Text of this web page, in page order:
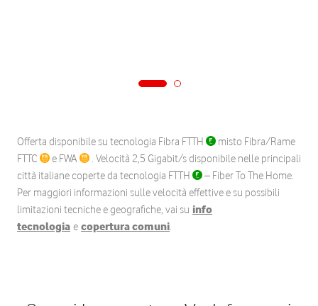
Offerta disponibile su tecnologia Fibra FTTH
misto Fibra/Rame
FTTC
e FWA
. Velocità 2,5 Gigabit/s disponibile nelle principali
città italiane coperte da tecnologia FTTH
– Fiber To The Home.
Per maggiori informazioni sulle velocità effettive e su possibili
limitazioni tecniche e geografiche, vai su info
tecnologia e copertura comuni.